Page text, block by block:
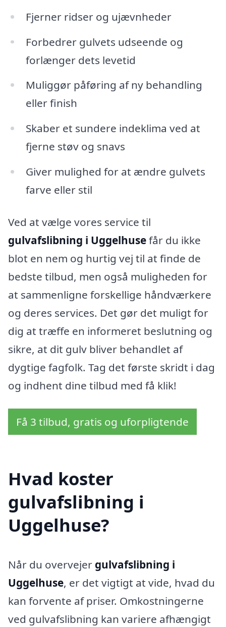
Fjerner ridser og ujævnheder
Forbedrer gulvets udseende og
forlænger dets levetid
Muliggør påføring af ny behandling
eller finish
Skaber et sundere indeklima ved at
fjerne støv og snavs
Giver mulighed for at ændre gulvets
farve eller stil
Ved at vælge vores service til
gulvafslibning i Uggelhusefår du ikke
blot en nem og hurtig vej til at finde de
bedste tilbud, men også muligheden for
at sammenligne forskellige håndværkere
og deres services. Det gør det muligt for
dig at træffe en informeret beslutning og
sikre, at dit gulv bliver behandlet af
dygtige fagfolk. Tag det første skridt i dag
og indhent dine tilbud med få klik!
Få 3 tilbud, gratis og uforpligtende
Hvad koster
gulvafslibning i
Uggelhuse?
Når du overvejer gulvafslibning i
Uggelhuse, er det vigtigt at vide, hvad du
kan forvente af priser. Omkostningerne
ved gulvafslibning kan variere afhængigt